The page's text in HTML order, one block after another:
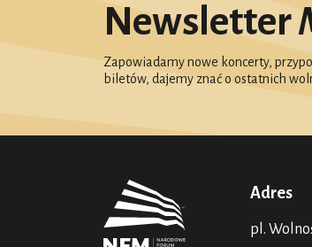
Newsletter
Zapowiadamy nowe koncerty,
biletów, dajemy znać o ostatnich
Adres
pl.